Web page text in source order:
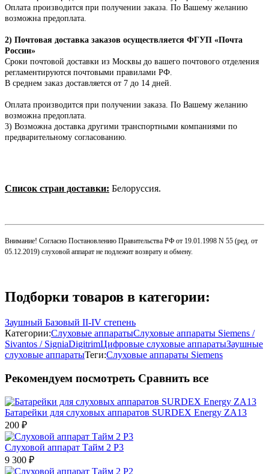
Оплата производится при получении заказа. По Вашему желанию
возможна предоплата.
2) Почтовая доставка заказов осуществляется ФГУП «Почта
России»
Сроки почтовой доставки из Москвы до вашего почтового отделения
регламентируются почтовыми правилами РФ.
В среднем заказ доставляется от 7 до 14 дней.
Оплата производится при получении заказа. По Вашему желанию
возможна предоплата.
3) Возможна доставка другими транспортными компаниями по
предварительному согласованию.
Список стран доставки: Белоруссия.
Внимание! Согласно Постановлению Правительства РФ от 19.01.1998 N 55 (ред. от
05.12.2019) слуховой аппарат не подлежит возврату и обмену.
Подборки товаров в категории:
Заушный Базовый II-IV степень
Категории:Слуховые аппаратыСлуховые аппараты Siemens /
Sivantos / SigniaDigitrimЦифровые слуховые аппаратыЗаушные
слуховые аппаратыТеги:Слуховые аппараты Siemens
Рекомендуем посмотреть Сравнить все
Батарейки для слуховых аппаратов SURDEX Energy ZA13
200 ₽
Слуховой аппарат Тайм 2 Р3
9 300 ₽